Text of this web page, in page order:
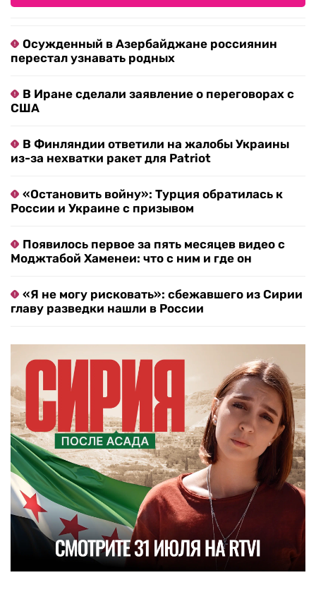
Осужденный в Азербайджане россиянин
перестал узнавать родных
В Иране сделали заявление о переговорах с
США
В Финляндии ответили на жалобы Украины
из-за нехватки ракет для Patriot
«Остановить войну»: Турция обратилась к
России и Украине с призывом
Появилось первое за пять месяцев видео с
Моджтабой Хаменеи: что с ним и где он
«Я не могу рисковать»: сбежавшего из Сирии
главу разведки нашли в России